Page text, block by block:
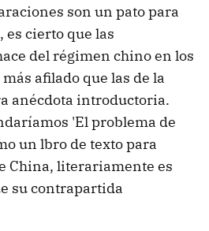
son un pato para
es cierto que las
del régimen chino en los
afilado que las de la
anécdota introductoria.
'El problema de
un lbro de texto para
China, literariamente es
su contrapartida